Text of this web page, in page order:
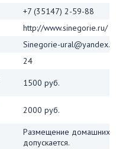
+7 (35147) 2-59-88
http://www.sinegorie.ru/
Sinegorie-
24
1500 руб.
2000 руб.
Размещение домашних
допускается.